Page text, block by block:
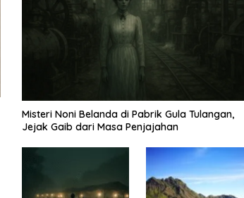
Misteri Noni Belanda di Pabrik Gula Tulangan,
Jejak Gaib dari Masa Penjajahan